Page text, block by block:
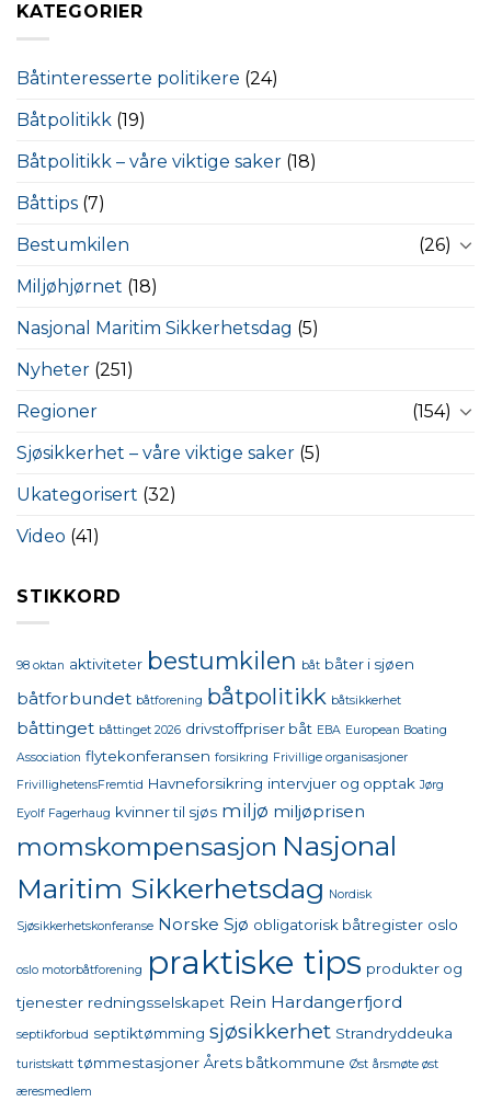
KATEGORIER
Båtinteresserte politikere (24)
Båtpolitikk (19)
Båtpolitikk – våre viktige saker (18)
Båttips (7)
Bestumkilen
(26)
Miljøhjørnet (18)
Nasjonal Maritim Sikkerhetsdag (5)
Nyheter (251)
Regioner
(154)
Sjøsikkerhet – våre viktige saker (5)
Ukategorisert (32)
Video (41)
STIKKORD
98 oktan aktiviteter bestumkilen båt båter i sjøen
båtforbundet båtforening båtpolitikk båtsikkerhet
båttinget båttinget 2026 drivstoffpriser båt EBA European Boating
Association flytekonferansen forsikring Frivillige organisasjoner
FrivillighetensFremtid Havneforsikring intervjuer og opptak Jørg
Eyolf Fagerhaug kvinner til sjøs miljø miljøprisen
momskompensasjon Nasjonal
Maritim Sikkerhetsdag Nordisk
Sjøsikkerhetskonferanse Norske Sjø obligatorisk båtregister oslo
oslo motorbåtforening praktiske tips produkter og
tjenester redningsselskapet Rein Hardangerfjord
septikforbud septiktømming sjøsikkerhet Strandryddeuka
turistskatt tømmestasjoner Årets båtkommune Øst årsmøte øst
æresmedlem